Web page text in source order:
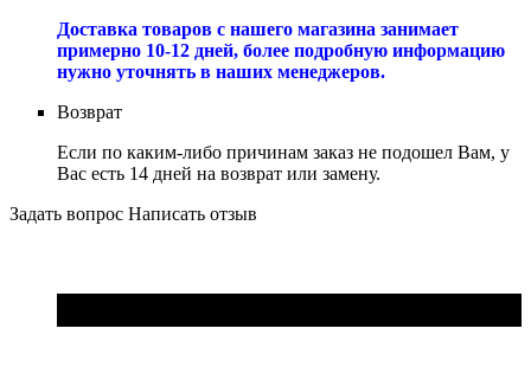
Доставка товаров с нашего магазина занимает
примерно 10-12 дней, более подробную информацию
нужно уточнять в наших менеджеров.
Возврат
Если по каким-либо причинам заказ не подошел Вам, у
Вас есть 14 дней на возврат или замену.
Задать вопрос Написать отзыв